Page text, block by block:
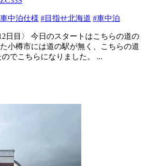
中泊仕様 #目指せ北海道 #車中泊
日目〉 今日のスタートはこちらの道の
小樽市には道の駅が無く、こちらの道
でこちらになりました。 ...